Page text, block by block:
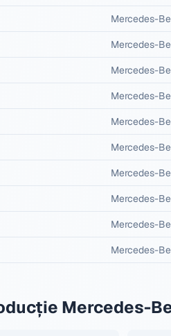
Mercedes-
Mercedes-
Mercedes-
Mercedes-
Mercedes-
Mercedes-
Mercedes-
Mercedes-
Mercedes-
Mercedes-
Mercedes-